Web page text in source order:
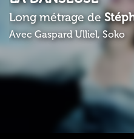
Long métrage de
Avec Gaspard Ulliel, Soko